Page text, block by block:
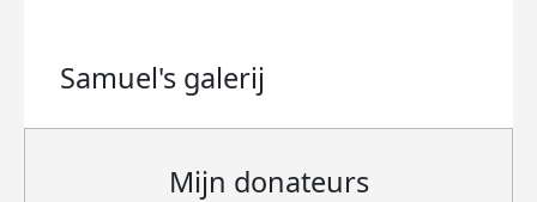
Samuel's galerij
Mijn donateurs